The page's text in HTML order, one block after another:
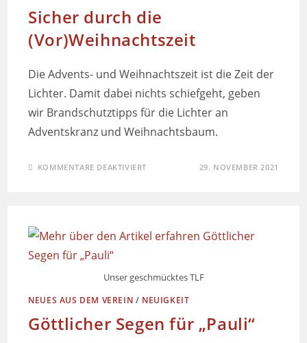
Sicher durch die
(Vor)Weihnachtszeit
Die Advents- und Weihnachtszeit ist die Zeit der
Lichter. Damit dabei nichts schiefgeht, geben
wir Brandschutztipps für die Lichter an
Adventskranz und Weihnachtsbaum.
KOMMENTARE DEAKTIVIERT 29. NOVEMBER 2021
Unser geschmücktes TLF
NEUES AUS DEM VEREIN / NEUIGKEIT
Göttlicher Segen für „Pauli“